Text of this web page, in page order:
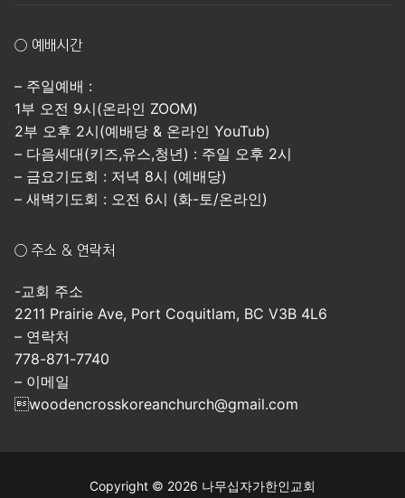
○ 예배시간
– 주일예배 :
1부 오전 9시(온라인 ZOOM)
2부 오후 2시(예배당 & 온라인 YouTub)
– 다음세대(키즈,유스,청년) : 주일 오후 2시
– 금요기도회 : 저녁 8시 (예배당)
– 새벽기도회 : 오전 6시 (화-토/온라인)
○ 주소 & 연락처
-교회 주소
2211 Prairie Ave, Port Coquitlam, BC V3B 4L6
– 연락처
778-871-7740
– 이메일
woodencrosskoreanchurch@gmail.com
Copyright © 2026 나무십자가한인교회